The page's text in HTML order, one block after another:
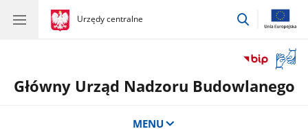
gov.pl
Urzędy centralne
gov.pl
Urzędy
przejdź
okno
z
Główny Urząd Nadzoru Budowlanego
MENU